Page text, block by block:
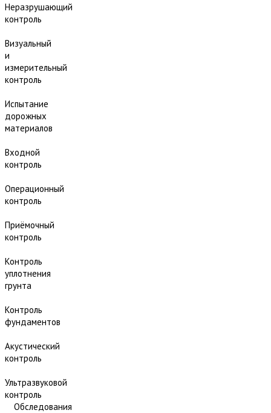
Неразрушающий
контроль
Визуальный
и
измерительный
контроль
Испытание
дорожных
материалов
Входной
контроль
Операционный
контроль
Приёмочный
контроль
Контроль
уплотнения
грунта
Контроль
фундаментов
Акустический
контроль
Ультразвуковой
контроль
Обследования